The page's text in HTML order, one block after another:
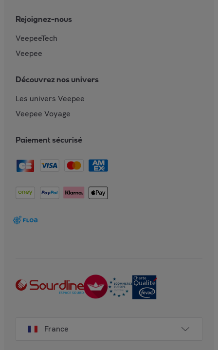
Rejoignez-nous
VeepeeTech
Veepee
Découvrez nos univers
Les univers Veepee
Veepee Voyage
Paiement sécurisé
France